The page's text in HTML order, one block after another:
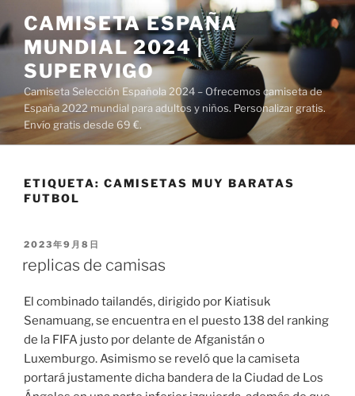
al
contenido
CAMISETA ESPAÑA
MUNDIAL 2024 |
SUPERVIGO
Camiseta Selección Española 2024 – Ofrecemos camiseta de
España 2022 mundial para adultos y niños. Personalizar gratis.
Envío gratis desde 69 €.
ETIQUETA: CAMISETAS MUY BARATAS
FUTBOL
PUBLICADO
2023年9月8日
replicas de camisas
El combinado tailandés, dirigido por Kiatisuk
Senamuang, se encuentra en el puesto 138 del ranking
de la FIFA justo por delante de Afganistán o
Luxemburgo. Asimismo se reveló que la camiseta
portará justamente dicha bandera de la Ciudad de Los